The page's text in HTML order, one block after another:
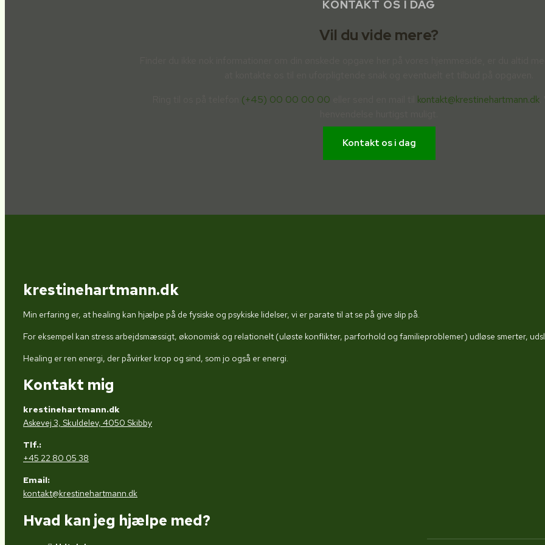
KONTAKT OS I DAG
Vil du vide mere?
(+45) 00 00 00 00 kontakt@krestinehartmann.dk.
Kontakt os i dag
krestinehartmann.dk
Min erfaring er, at healing kan hjælpe på de fysiske og psykiske lidelser, vi er parate til at se på give slip på.
For eksempel kan stress arbejdsmæssigt, økonomisk og relationelt (uløste konflikter, parforhold og familieproblemer) udløse smerter,
Healing er ren energi, der påvirker krop og sind, som jo også er energi.
Kontakt mig
krestinehartmann.dk
Askevej 3, Skuldelev, 4050 Skibby
Tlf.:
+45 22 80 05 38
Email:
kontakt@krestinehartmann.dk
Hvad kan jeg hjælpe med?